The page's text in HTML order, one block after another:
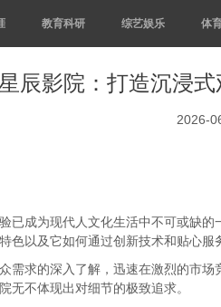
教育科研 综艺娱乐 体
辰影院：打造沉浸
2026-
已成为现代人文化生活中不可或缺
以及它如何通过创新技术和贴心服
需求的深入了解，迅速在激烈的市
无不体现出对细节的极致追求。